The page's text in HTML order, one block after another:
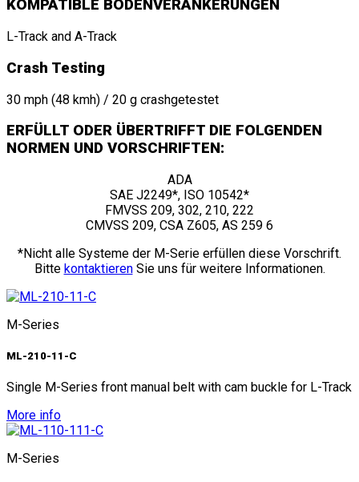
KOMPATIBLE BODENVERANKERUNGEN
L-Track and A-Track
Crash Testing
30 mph (48 kmh) / 20 g crashgetestet
ERFÜLLT ODER ÜBERTRIFFT DIE FOLGENDEN
NORMEN UND VORSCHRIFTEN:
ADA
SAE J2249*, ISO 10542*
FMVSS 209, 302, 210, 222
CMVSS 209, CSA Z605, AS 259 6
*Nicht alle Systeme der M-Serie erfüllen diese Vorschrift.
Bitte kontaktierenSie uns für weitere Informationen.
M-Series
ML-210-11-C
Single M-Series front manual belt with cam buckle for L-Track
More info
M-Series